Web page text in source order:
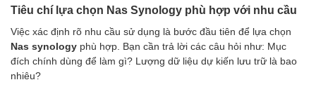
Tiêu chí lựa chọn Nas Synology phù hợp với nhu cầu
Việc xác định rõ nhu cầu sử dụng là bước đầu tiên để lựa chọn
Nas synology phù hợp. Bạn cần trả lời các câu hỏi như: Mục
đích chính dùng để làm gì? Lượng dữ liệu dự kiến lưu trữ là bao
nhiêu?